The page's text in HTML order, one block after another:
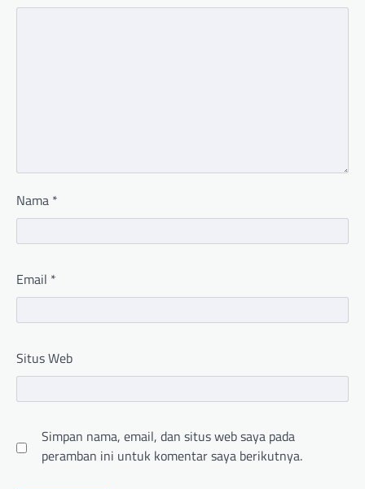
Nama *
Email *
Situs Web
Simpan nama, email, dan situs web saya pada
peramban ini untuk komentar saya berikutnya.